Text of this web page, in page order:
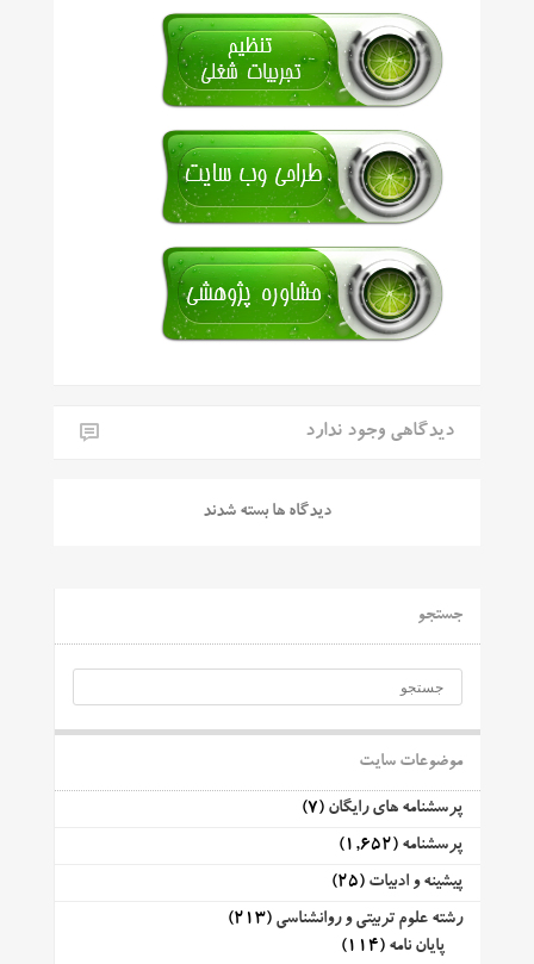
دیدگاهی وجود ندارد
دیدگاه ها بسته شدند
جستجو
موضوعات سایت
پرسشنامه های رایگان (7)
پرسشنامه (1,652)
پیشینه و ادبیات (25)
رشته علوم تربیتی و روانشناسی (213)
پایان نامه (114)